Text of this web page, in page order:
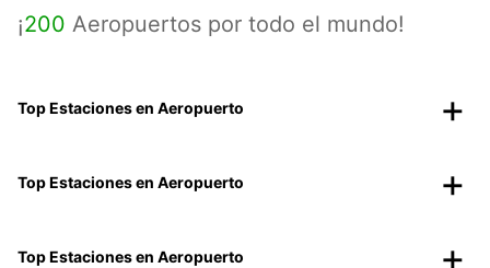
¡200 Aeropuertos por todo el mundo!
Top Estaciones en Aeropuerto
Top Estaciones en Aeropuerto
Top Estaciones en Aeropuerto